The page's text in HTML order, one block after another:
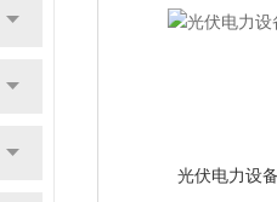
光伏电力设